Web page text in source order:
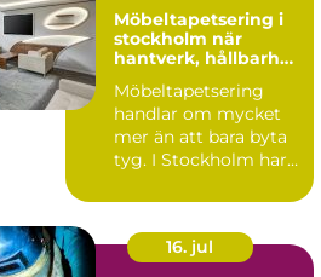
Möbeltapetsering i
stockholm när
hantverk, hållbarhet
Möbeltapetsering
handlar om mycket
mer än att bara byta
tyg. I Stockholm har
...
16. jul